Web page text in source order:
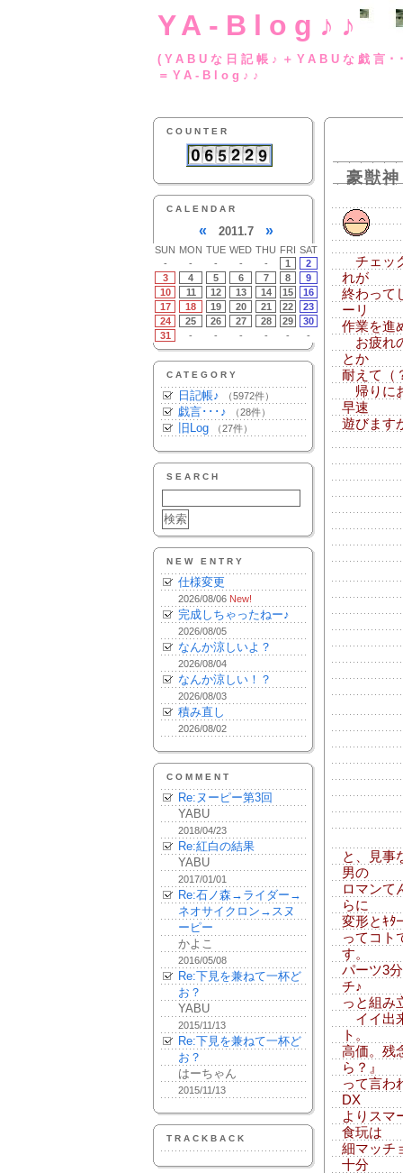
YA-Blog♪♪
(YABUな日記帳♪
＝YA-Blog♪♪
COUNTER
CALENDAR
« 2011.7 »
SUN MON TUE WED THU FRI SAT
-
- - - - 1
2
3
4 5 6 7 8
9
10
11 12 13 14 15
16
17
18 19 20 21 22
23
24
25 26 27 28 29
30
31
- - - - - -
CATEGORY
日記帳♪ （5972件）
戯言･･･♪ （28件）
旧Log （27件）
SEARCH
NEW ENTRY
仕様変更
2026/08/06 New!
完成しちゃったねー♪
2026/08/05
なんか涼しいよ？
2026/08/04
なんか涼しい！？
2026/08/03
積み直し
2026/08/02
COMMENT
Re:ヌーピー第3回
YABU
2018/04/23
Re:紅白の結果
YABU
2017/01/01
Re:石ノ森→ライダー→
ネオサイクロン→スヌ
ーピー
かよこ
2016/05/08
Re:下見を兼ねて一杯ど
お？
YABU
2015/11/13
Re:下見を兼ねて一杯ど
お？
はーちゃん
2015/11/13
TRACKBACK
豪獣神
チェッ
れが
終わって
ーリ
作業を進
お疲れ
とか
耐えて（
帰りに
早速
遊びます
と、見事
男の
ロマンて
らに
変形とｷ
ってコト
す。
パーツ3
チ♪
っと組み
イイ出
ト。
高価。残
ら？』
って言わ
DX
よりスマ
食玩は
細マッチ
十分